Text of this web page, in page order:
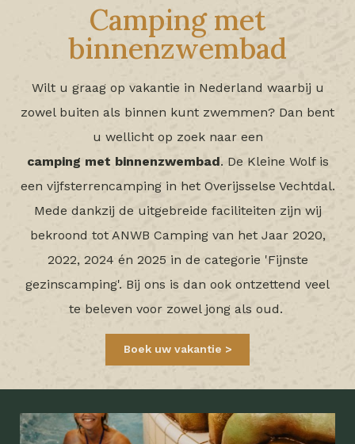
Camping met
binnenzwembad
Wilt u graag op vakantie in Nederland waarbij u
zowel buiten als binnen kunt zwemmen? Dan bent
u wellicht op zoek naar een
camping met binnenzwembad. De Kleine Wolf is
een vijfsterrencamping in het Overijsselse Vechtdal.
Mede dankzij de uitgebreide faciliteiten zijn wij
bekroond tot ANWB Camping van het Jaar 2020,
2022, 2024 én 2025 in de categorie 'Fijnste
gezinscamping'. Bij ons is dan ook ontzettend veel
te beleven voor zowel jong als oud.
Boek uw vakantie